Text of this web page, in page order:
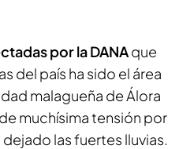
por la DANAque
del país ha sido el área
malagueña de Álora
muchísima tensión por
las fuertes lluvias.